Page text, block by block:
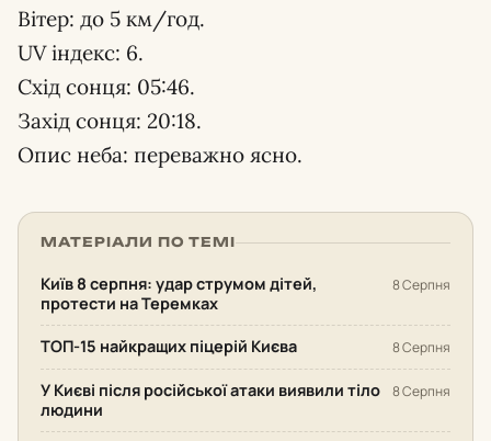
Вітер: до 5 км/год.
UV індекс: 6.
Схід сонця: 05:46.
Захід сонця: 20:18.
Опис неба: переважно ясно.
МАТЕРІАЛИ ПО ТЕМІ
Київ 8 серпня: удар струмом дітей,
протести на Теремках
8 Серпня
ТОП-15 найкращих піцерій Києва 8 Серпня
У Києві після російської атаки виявили тіло
людини
8 Серпня